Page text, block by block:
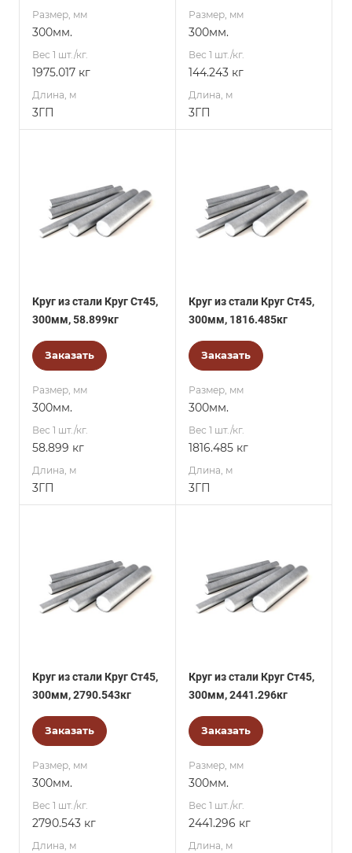
Размер, мм
300мм.
Вес 1 шт./кг.
1975.017 кг
Длина, м
3ГП
Размер, мм
300мм.
Вес 1 шт./кг.
144.243 кг
Длина, м
3ГП
Круг из стали Круг Ст45,
300мм, 58.899кг
Заказать
Размер, мм
300мм.
Вес 1 шт./кг.
58.899 кг
Длина, м
3ГП
Круг из стали Круг Ст45,
300мм, 1816.485кг
Заказать
Размер, мм
300мм.
Вес 1 шт./кг.
1816.485 кг
Длина, м
3ГП
Круг из стали Круг Ст45,
300мм, 2790.543кг
Заказать
Размер, мм
300мм.
Вес 1 шт./кг.
2790.543 кг
Длина, м
Круг из стали Круг Ст45,
300мм, 2441.296кг
Заказать
Размер, мм
300мм.
Вес 1 шт./кг.
2441.296 кг
Длина, м